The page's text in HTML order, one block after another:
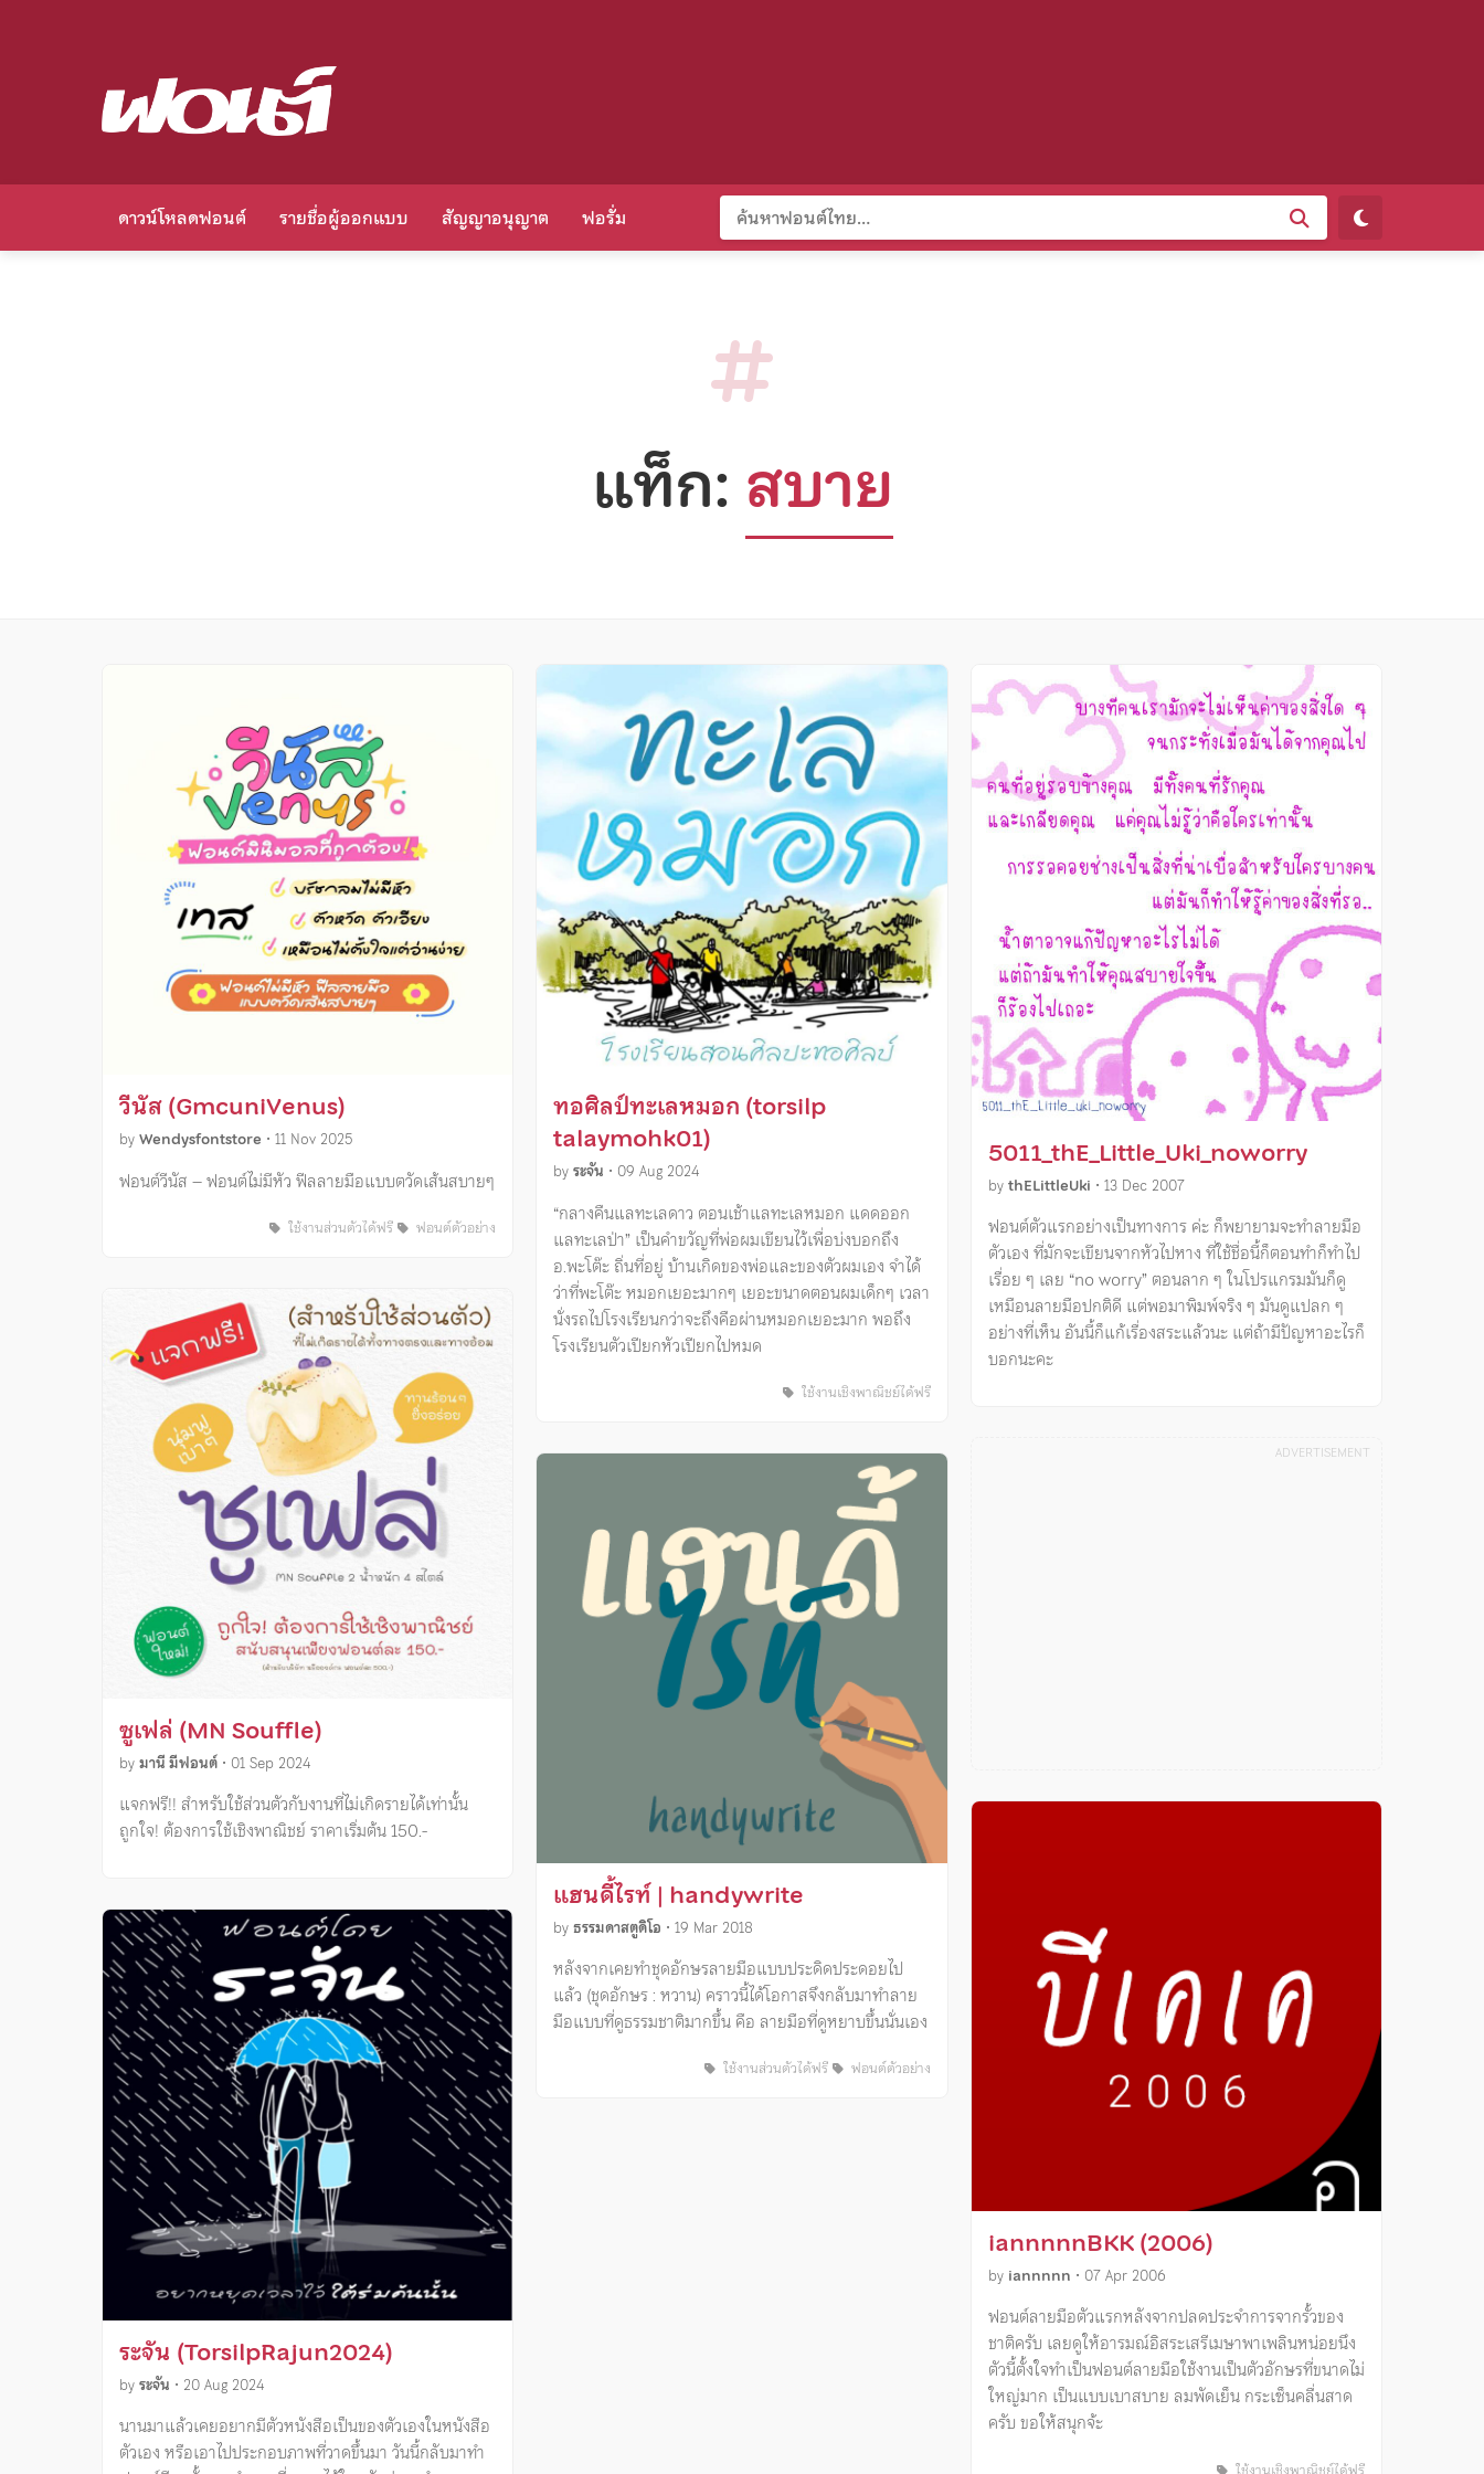
ดาวน์โหลดฟอนต์ รายชื่อผู้ออกแบบ สัญญาอนุญาต ฟอรั่ม
แท็ก:สบาย
วีนัส (GmcuniVenus)
byWendysfontstore • 11 Nov 2025
ฟอนต์วีนัส – ฟอนต์ไม่มีหัว ฟีลลายมือแบบตวัดเส้นสบายๆ
ใช้งานส่วนตัวได้ฟรี ฟอนต์ตัวอย่าง
ซูเฟล่ (MN Souffle)
byมานี มีฟอนต์ • 01 Sep 2024
แจกฟรี!! สำหรับใช้ส่วนตัวกับงานที่ไม่เกิดรายได้เท่านั้น
ถูกใจ! ต้องการใช้เชิงพาณิชย์ ราคาเริ่มต้น 150.-
ระจัน (TorsilpRajun2024)
byระจัน • 20 Aug 2024
นานมาแล้วเคยอยากมีตัวหนังสือเป็นของตัวเองในหนังสือ
ตัวเอง หรือเอาไปประกอบภาพที่วาดขึ้นมา วันนี้กลับมาทำ
ทอศิลป์ทะเลหมอก (torsilp
talaymohk01)
byระจัน • 09 Aug 2024
“กลางคืนแลทะเลดาว ตอนเช้าแลทะเลหมอก แดดออก
แลทะเลป่า” เป็นคำขวัญที่พ่อผมเขียนไว้เพื่อบ่งบอกถึง
อ.พะโต๊ะ ถิ่นที่อยู่ บ้านเกิดของพ่อและของตัวผมเอง จำได้
ว่าที่พะโต๊ะ หมอกเยอะมากๆ เยอะขนาดตอนผมเด็กๆ เวลา
นั่งรถไปโรงเรียนกว่าจะถึงคือผ่านหมอกเยอะมาก พอถึง
โรงเรียนตัวเปียกหัวเปียกไปหมด
ใช้งานเชิงพาณิชย์ได้ฟรี
แฮนดี้ไรท์ | handywrite
byธรรมดาสตูดิโอ •19 Mar 2018
หลังจากเคยทำชุดอักษรลายมือแบบประดิดประดอยไป
แล้ว (ชุดอักษร : หวาน) คราวนี้ได้โอกาสจึงกลับมาทำลาย
มือแบบที่ดูธรรมชาติมากขึ้น คือ ลายมือที่ดูหยาบขึ้นนั่นเอง
ใช้งานส่วนตัวได้ฟรี ฟอนต์ตัวอย่าง
5011_thE_Little_Uki_noworry
bythELittleUki • 13 Dec 2007
ฟอนต์ตัวแรกอย่างเป็นทางการ ค่ะ ก็พยายามจะทําลายมือ
ตัวเอง ที่มักจะเขียนจากหัวไปหาง ที่ใช้ชื่อนี้ก็ตอนทําก็ทําไป
เรื่อย ๆ เลย “no worry” ตอนลาก ๆ ในโปรแกรมมันก็ดู
เหมือนลายมือปกติดี แต่พอมาพิมพ์จริง ๆ มันดูแปลก ๆ
อย่างที่เห็น อันนี้ก็แก้เรื่องสระแล้วนะ แต่ถ้ามีปัญหาอะไรก็
บอกนะคะ
iannnnnBKK (2006)
by iannnnn • 07 Apr 2006
ฟอนต์ลายมือตัวแรกหลังจากปลดประจำการจากรั้วของ
ชาติครับ เลยดูให้อารมณ์อิสระเสรีเมษาพาเพลินหน่อยนึง
ตัวนี้ตั้งใจทำเป็นฟอนต์ลายมือใช้งานเป็นตัวอักษรที่ขนาดไม่
ใหญ่มาก เป็นแบบเบาสบาย ลมพัดเย็น กระเซ็นคลื่นสาด
ครับ ขอให้สนุกจ้ะ